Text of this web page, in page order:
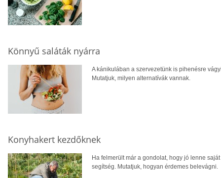
Könnyű saláták nyárra
A kánikulában a szervezetünk is pihenésre
Mutatjuk, milyen alternatívák vannak.
Konyhakert kezdőknek
Ha felmerült már a gondolat, hogy jó lenne
segítség. Mutatjuk, hogyan érdemes belevágni.